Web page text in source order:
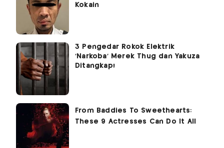
Kokain
3 Pengedar Rokok Elektrik
'Narkoba' Merek Thug dan Yakuza
Ditangkap!